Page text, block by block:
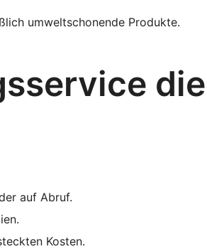
umweltschonende Produkte.
auf Abruf.
Kosten.